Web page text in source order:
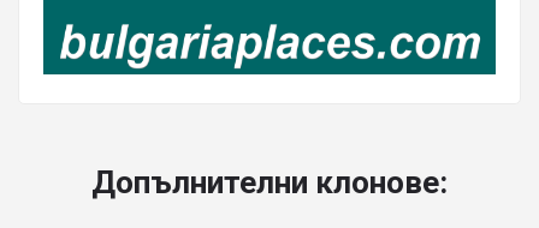
Допълнителни клонове: